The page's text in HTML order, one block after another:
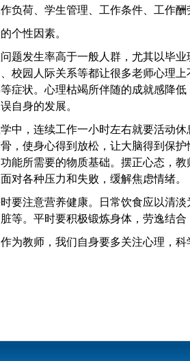
负荷、学生管理、工作条件、工作酬
个性因素。
题发生率高于一般人群，尤其以毕业
校园人际关系等都让很多老师心理
症状。心理枯竭所伴随的成就感降
自身的发展。
中，连续工作一小时左右就要活动
，使身心得到放松，让大脑得到保
能所需要的物质基础。摆正心态，
对各种压力和失败，缓解焦虑情绪。
要注意营养健康。日常饮食应以清
等。平时要积极锻炼身体，劳逸结合
为教师，我们自身要多关注心理，科